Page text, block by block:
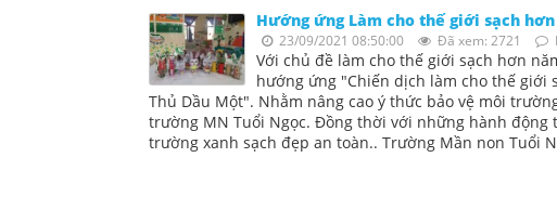
Hướng ứng Làm cho thế giới sạch hơn
23/09/2021 08:50:00 Đã xem: 2721
Với chủ đề làm cho thế giới sạch hơn
hướng ứng "Chiến dịch làm cho thế giới
Thủ Dầu Một". Nhằm nâng cao ý thức bảo vệ môi
trường MN Tuổi Ngọc. Đồng thời với những hành
trường xanh sạch đẹp an toàn.. Trường Mần non Tuổi